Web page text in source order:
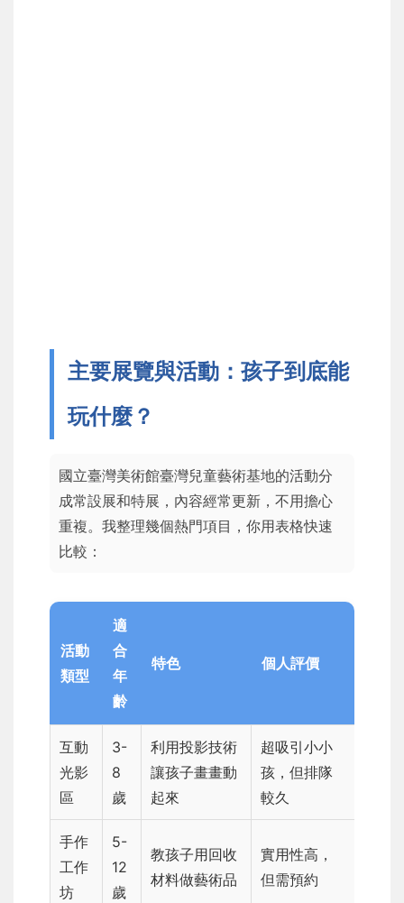
主要展覽與活動：孩子到底能
玩什麼？
國立臺灣美術館臺灣兒童藝術基地的活動分
成常設展和特展，內容經常更新，不用擔心
重複。我整理幾個熱門項目，你用表格快速
比較：
活動
類型
適
合
年
齡
特色 個人評價
互動
光影
區
3-
8
歲
利用投影技術
讓孩子畫畫動
起來
超吸引小小
孩，但排隊
較久
手作
工作
坊
5-
12
歲
教孩子用回收
材料做藝術品
實用性高，
但需預約